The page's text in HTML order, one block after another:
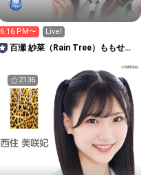
6:16 PM〜 Live!
百瀬 紗菜（Rain Tree）ももせす
2136